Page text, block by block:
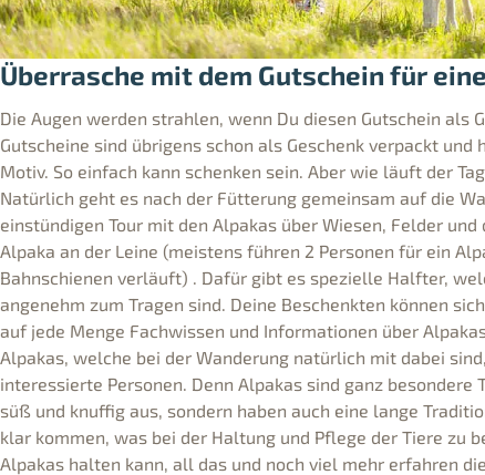
Überrasche mit dem Gutschein für
Die Augen werden strahlen, wenn Du diesen Gutschein als
Gutscheine sind übrigens schon als Geschenk verpackt und
Motiv. So einfach kann schenken sein. Aber wie läuft der
Natürlich geht es nach der Fütterung gemeinsam auf die
einstündigen Tour mit den Alpakas über Wiesen, Felder
Alpaka an der Leine (meistens führen 2 Personen für ein
Bahnschienen verläuft) . Dafür gibt es spezielle Halfter,
angenehm zum Tragen sind. Deine Beschenkten können
auf jede Menge Fachwissen und Informationen über
Alpakas, welche bei der Wanderung natürlich mit dabei
interessierte Personen. Denn Alpakas sind ganz besondere
süß und knuffig aus, sondern haben auch eine lange
klar kommen, was bei der Haltung und Pflege der Tiere zu
Alpakas halten kann, all das und noch viel mehr erfahren